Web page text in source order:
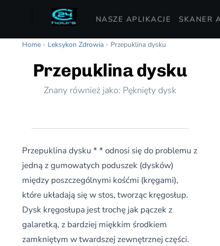
NASZE APLIKACJE SKANER
Home › Leksykon Zdrowia › Przepuklina dysku
Przepuklina dysku
Znany również jako: Pęknięty dysk
Przepuklina dysku * * odnosi się do problemu z
jedną z gumowatych poduszek (dysków)
między poszczególnymi kośćmi (kręgami),
które układają się w stos, tworząc kręgosłup.
Dysk kręgosłupa jest trochę jak pączek z
galaretką, z bardziej miękkim środkiem
zamkniętym w twardszej zewnętrznej części.